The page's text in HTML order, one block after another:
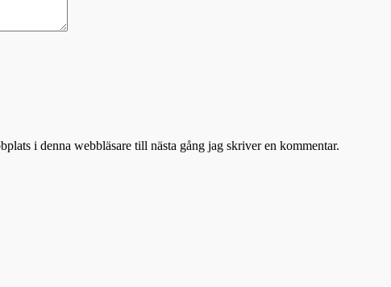
i denna webbläsare till nästa gång jag skriver en kommentar.